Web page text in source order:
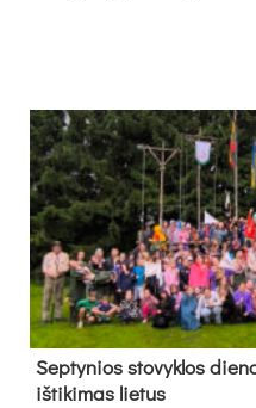
Sep­ty­nios sto­vyk­los
iš­ti­ki­mas lie­tus